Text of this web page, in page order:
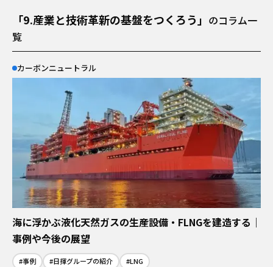
バイオエネルギー
繊維リサイクル
テクノロジー
安全
DX
プロジェクトマネジメント
インタビュー
カーボンニュートラル
サーキュラーエコノミー
働き方
わたしの仕事と日常
サステナビリティ推進
わたしたちについて
メールマガジン登録
お問い合わせ
#カーボンニュートラル
#サーキュラーエコノミー
#佐久本太一シリーズ
#働き方
#再生可能エネルギー
#日揮グループの紹介
#繊維リサイクル
#身近なサステナビリティ
フリーワード
カテゴリー
カーボンニュートラル バイオ
サーキュラーエコノミー テクノロジー
インタビュー サステナビリティ推進
キーワード
#佐久本太一シリーズ #インタビュー
#繊維リサイクル #バイオものづくり
「9.産業と技術革新の基盤をつくろう」 のコラム一
覧
カーボンニュートラル
海に浮かぶ液化天然ガスの生産設備・FLNGを建造する｜
事例や今後の展望
#事例 #日揮グループの紹介 #LNG